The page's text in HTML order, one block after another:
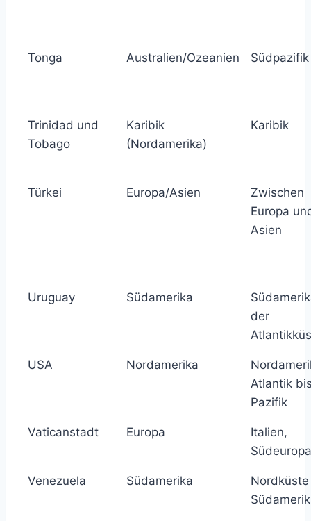
Tonga Australien/Ozeanien Südpazifik
Trinidad und
Tobago
Karibik
(Nordamerika)
Karibik
Türkei Europa/Asien
Zwischen
Europa
Asien
Uruguay Südamerika
der
USA Nordamerika
Atlantik
Pazifik
Vaticanstadt Europa
Italien,
Südeuropa
Venezuela Südamerika
Nordküste